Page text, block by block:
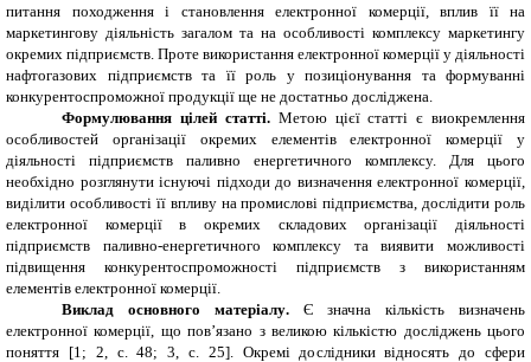
питання походження і становлення електронної комерції, вплив її на
маркетингову діяльність загалом та на особливості комплексу маркетингу
окремих підприємств. Проте використання електронної комерції у діяльності
нафтогазових підприємств та її роль у позиціонування та формуванні
конкурентоспроможної продукції ще не достатньо досліджена.
Формулювання цілей статті. Метою цієї статті є виокремлення
особливостей організації окремих елементів електронної комерції у
діяльності підприємств паливно енергетичного комплексу. Для цього
необхідно розглянути існуючі підходи до визначення електронної комерції,
виділити особливості її впливу на промислові підприємства, дослідити роль
електронної комерції в окремих складових організації діяльності
підприємств паливно-енергетичного комплексу та виявити можливості
підвищення конкурентоспроможності підприємств з використанням
елементів електронної комерції.
Виклад основного матеріалу.Є значна кількість визначень
електронної комерції, що пов’язано з великою кількістю досліджень цього
поняття [1; 2, с. 48; 3, с. 25]. Окремі дослідники відносять до сфери